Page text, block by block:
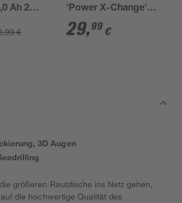
Ah 2
€
'Power X-Change'
Ladegerät und Akku
18 V 2,5 Ah
29,99 €
3D Augen
größeren Raubfische ins Netz gehen,
die hochwertige Qualität des